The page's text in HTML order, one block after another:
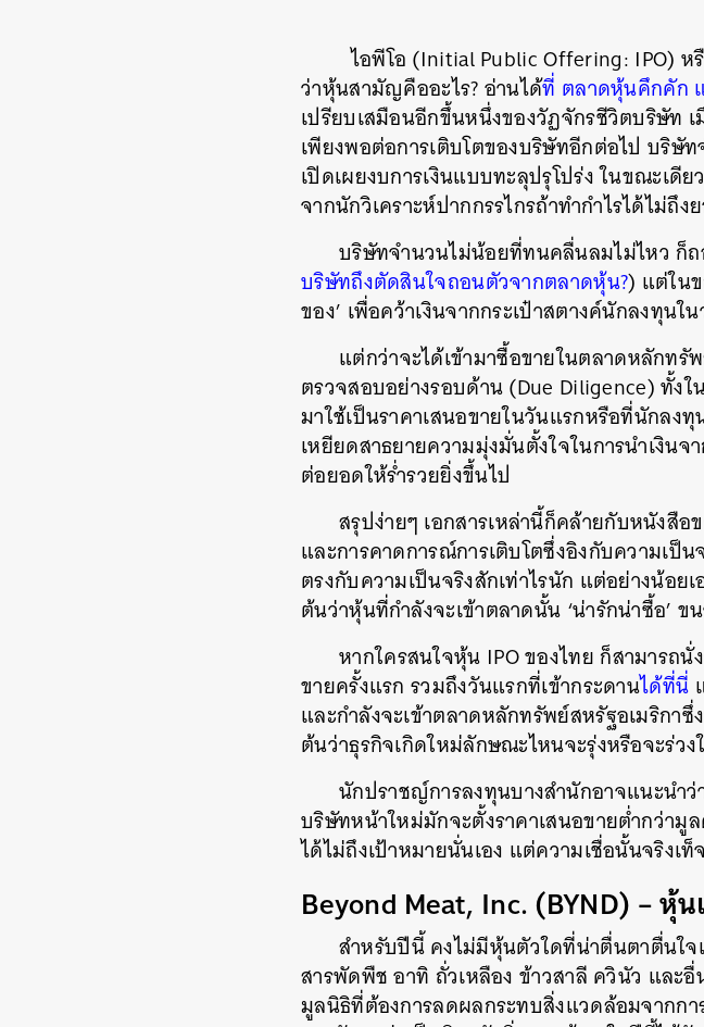
ไอพีโอ (Initial Public Offering: IPO) ห
ว่าหุ้นสามัญคืออะไร? อ่านได้ที่ ตลาดหุ้นคึกคัก
เปรียบเสมือนอีกขึ้นหนึ่งของวัฏจักรชีวิตบริษัท
เพียงพอต่อการเติบโตของบริษัทอีกต่อไป บริษั
เปิดเผยงบการเงินแบบทะลุปรุโปร่ง ในขณะเ
จากนักวิเคราะห์ปากกรรไกรถ้าทำกำไรได้ไม่ถึง
บริษัทจำนวนไม่น้อยที่ทนคลื่นลมไม่ไหว ก็
บริษัทถึงตัดสินใจถอนตัวจากตลาดหุ้น?) แต่ใน
ของ’ เพื่อคว้าเงินจากกระเป๋าสตางค์นักลงทุนใ
แต่กว่าจะได้เข้ามาซื้อขายในตลาดหลักท
ตรวจสอบอย่างรอบด้าน (Due Diligence) ทั้
มาใช้เป็นราคาเสนอขายในวันแรกหรือที่นักลง
เหยียดสาธยายความมุ่งมั่นตั้งใจในการนำเงิน
ต่อยอดให้ร่ำรวยยิ่งขึ้นไป
สรุปง่ายๆ เอกสารเหล่านี้ก็คล้ายกับหนังสื
และการคาดการณ์การเติบโตซึ่งอิงกับความเป็
ตรงกับความเป็นจริงสักเท่าไรนัก แต่อย่างน้อย
ต้นว่าหุ้นที่กำลังจะเข้าตลาดนั้น ‘น่ารักน่าซื้อ’ ข
หากใครสนใจหุ้น IPO ของไทย ก็สามารถ
ขายครั้งแรก รวมถึงวันแรกที่เข้ากระดานได้ที่นี่
และกำลังจะเข้าตลาดหลักทรัพย์สหรัฐอเมริก
ต้นว่าธุรกิจเกิดใหม่ลักษณะไหนจะรุ่งหรือจะร่ว
นักปราชญ์การลงทุนบางสำนักอาจแนะนำ
บริษัทหน้าใหม่มักจะตั้งราคาเสนอขายต่ำกว่ามู
ได้ไม่ถึงเป้าหมายนั่นเอง แต่ความเชื่อนั้นจริงเ
Beyond Meat, Inc. (BYND) –
สำหรับปีนี้ คงไม่มีหุ้นตัวใดที่น่าตื่นตาตื่นใ
สารพัดพืช อาทิ ถั่วเหลือง ข้าวสาลี ควินัว และ
มูลนิธิที่ต้องการลดผลกระทบสิ่งแวดล้อมจากก
SHARE